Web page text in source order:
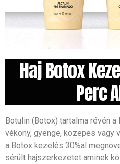
Haj Botox
Perc
Botulin (Botox) tartalma révén
vékony, gyenge, közepes vagy
a Botox kezelés 30%al
sérült hajszerkezetet aminek